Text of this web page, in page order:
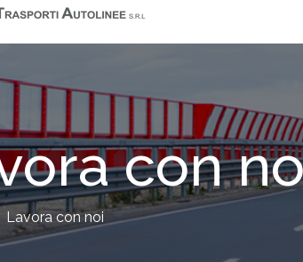
con
Lavora con noi